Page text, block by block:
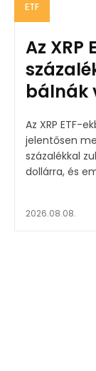
ETF
Az XRP
bálnák
Az XRP ETF-
jelentősen
százalékkal
dollárra, és
2026.08.08.